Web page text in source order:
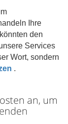
Ihre
den
Services
Wort, sondern
.
an, um